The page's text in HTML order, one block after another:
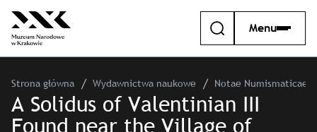
Menu
Strona główna Wydawnictwa naukowe Notae Numismaticae
A Solidus of Valentinian III
Found near the Village of